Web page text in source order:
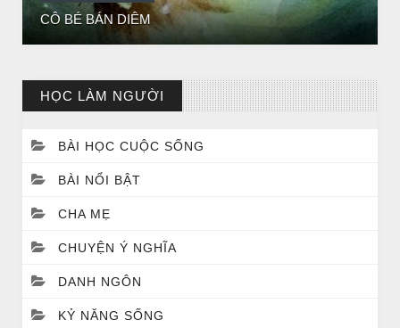
CHUYỆN Ý NGHĨA
Chuyện Ý Nghĩa: Chết vì yêu
HỌC LÀM NGƯỜI
BÀI HỌC CUỘC SỐNG
BÀI NỔI BẬT
CHA MẸ
CHUYỆN Ý NGHĨA
DANH NGÔN
KỶ NĂNG SỐNG